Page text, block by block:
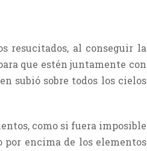
resucitados, al conseguir la
que estén juntamente con
subió sobre todos los cielos
como si fuera imposible
por encima de los elementos